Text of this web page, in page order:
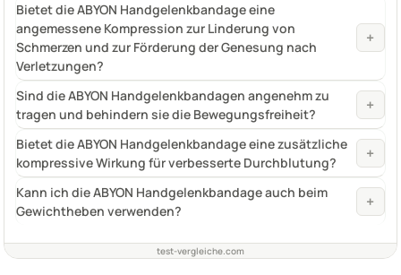
Bietet die ABYON Handgelenkbandage eine
angemessene Kompression zur Linderung von
Schmerzen und zur Förderung der Genesung nach
Verletzungen?
+
Sind die ABYON Handgelenkbandagen angenehm zu
tragen und behindern sie die Bewegungsfreiheit?
+
Bietet die ABYON Handgelenkbandage eine zusätzliche
kompressive Wirkung für verbesserte Durchblutung?
+
Kann ich die ABYON Handgelenkbandage auch beim
Gewichtheben verwenden?
+
test-vergleiche.com